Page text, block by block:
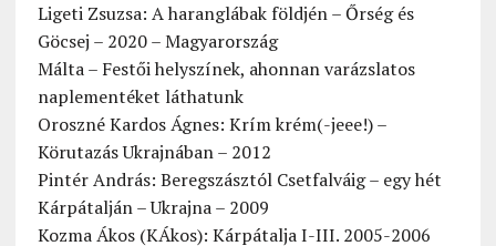
Ligeti Zsuzsa: A haranglábak földjén – Őrség és
Göcsej – 2020 – Magyarország
Málta – Festői helyszínek, ahonnan varázslatos
naplementéket láthatunk
Oroszné Kardos Ágnes: Krím krém(-jeee!) –
Körutazás Ukrajnában – 2012
Pintér András: Beregszásztól Csetfalváig – egy hét
Kárpátalján – Ukrajna – 2009
Kozma Ákos (KÁkos): Kárpátalja I-III. 2005-2006